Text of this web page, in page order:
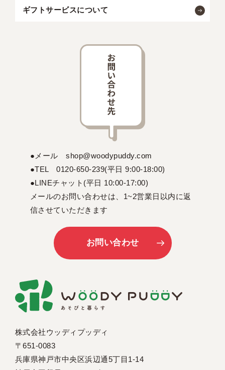
ギフトサービスについて
株式会社ウッディプッディ
〒651-0083
兵庫県神戸市中央区浜辺通5丁目1-14
●メール shop@woodypuddy.com
●TEL 0120-650-239(平日 9:00-18:00)
●LINEチャット(平日 10:00-17:00)
メールのお問い合わせは、1~2営業日以内に返
信させていただきます
お問い合わせ